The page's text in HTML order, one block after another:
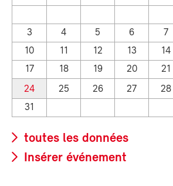
3
4 5 6 7
10
11 12 13 14
17
18 19 20 21
24
25 26 27 28
31
toutes les données
Insérer événement